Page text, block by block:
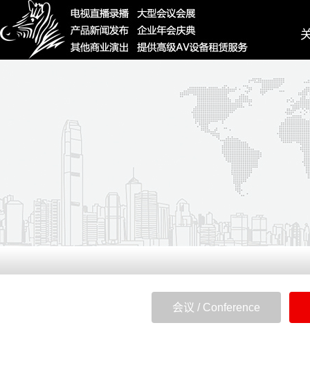
会议 / Conference